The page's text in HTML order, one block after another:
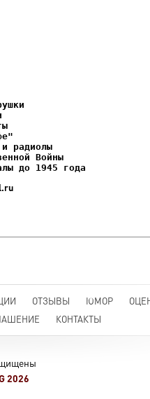
до 1945 года
ОТЗЫВЫ ЮМОР
КОНТАКТЫ
2026